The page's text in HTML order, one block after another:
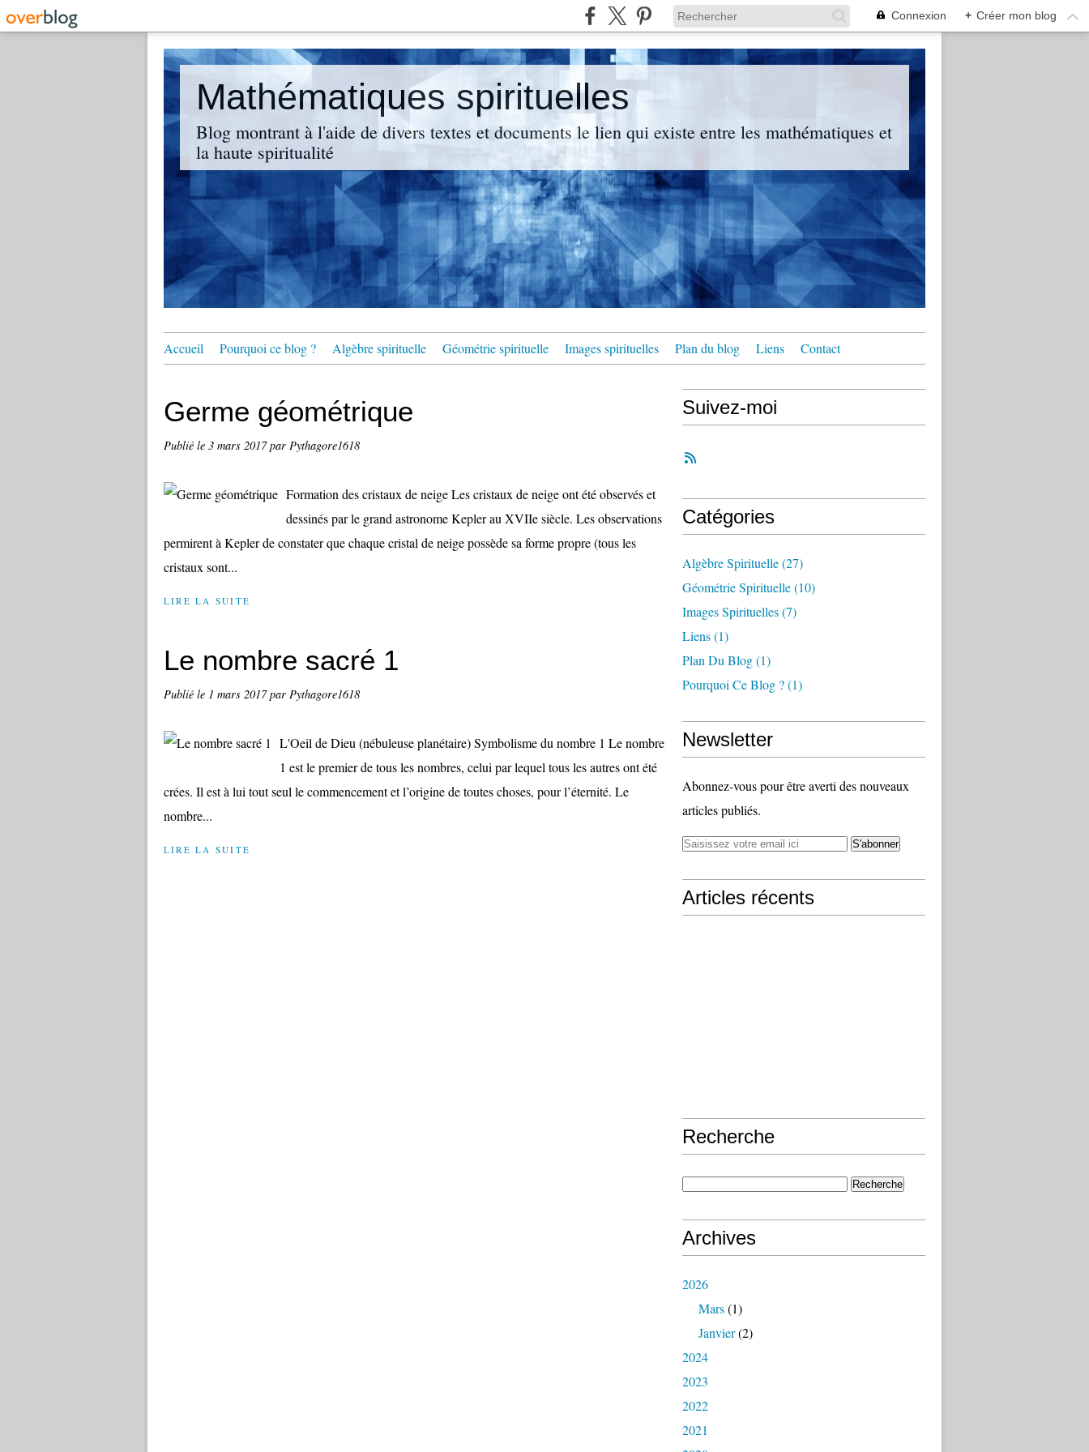
Connexion + Créer mon blog
Mathématiques spirituelles
Blog montrant à l'aide de divers textes et documents le lien qui existe entre les mathématiques et
la haute spiritualité
Accueil Pourquoi ce blog ? Algèbre spirituelle Géométrie spirituelle Images spirituelles Plan du blog Liens Contact
Germe géométrique
Publié le 3 mars 2017par Pythagore1618
Formation des cristaux de neige Les cristaux de neige ont été observés et
dessinés par le grand astronome Kepler au XVIIe siècle. Les observations
permirent à Kepler de constater que chaque cristal de neige possède sa forme propre (tous les
cristaux sont...
LIRE LA SUITE
Le nombre sacré 1
Publié le 1 mars 2017par Pythagore1618
L'Oeil de Dieu (nébuleuse planétaire) Symbolisme du nombre 1 Le nombre
1 est le premier de tous les nombres, celui par lequel tous les autres ont été
crées. Il est à lui tout seul le commencement et l’origine de toutes choses, pour l’éternité. Le
nombre...
LIRE LA SUITE
Suivez-moi
Catégories
Algèbre Spirituelle(27)
Géométrie Spirituelle(10)
Images Spirituelles(7)
Liens(1)
Plan Du Blog(1)
Pourquoi Ce Blog ?(1)
Newsletter
Abonnez-vous pour être averti des nouveaux
articles publiés.
Articles récents
Recherche
Archives
2026
Mars(1)
Janvier(2)
2024
2023
2022
2021